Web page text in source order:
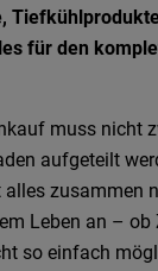
für den
muss nicht
aufgeteilt
zusammen
Leben an – ob
so einfach